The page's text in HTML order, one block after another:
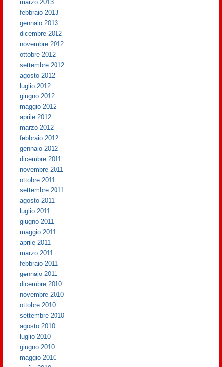
marzo 2013
febbraio 2013
gennaio 2013
dicembre 2012
novembre 2012
ottobre 2012
settembre 2012
agosto 2012
luglio 2012
giugno 2012
maggio 2012
aprile 2012
marzo 2012
febbraio 2012
gennaio 2012
dicembre 2011
novembre 2011
ottobre 2011
settembre 2011
agosto 2011
luglio 2011
giugno 2011
maggio 2011
aprile 2011
marzo 2011
febbraio 2011
gennaio 2011
dicembre 2010
novembre 2010
ottobre 2010
settembre 2010
agosto 2010
luglio 2010
giugno 2010
maggio 2010